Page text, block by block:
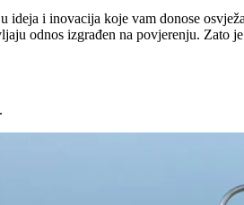
i inovacija koje vam donose
odnos izgrađen na povjerenju. Zato